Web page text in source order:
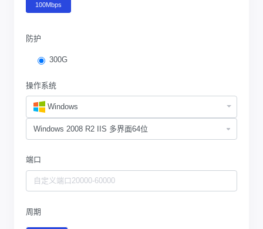
100Mbps
防护
300G
操作系统
Windows
端口
周期